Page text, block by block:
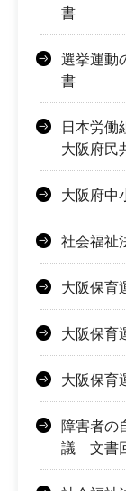
書
選挙運動
書
日本労
大阪府
大阪府
社会福祉
大阪保
大阪保育
大阪保
障害者の
議 文書